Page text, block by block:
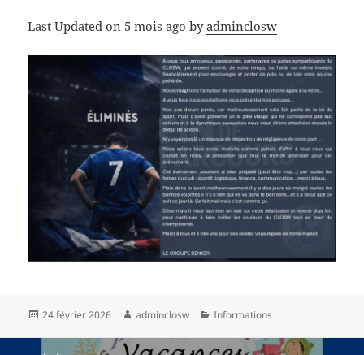
Last Updated on 5 mois ago byadminclosw
Publié
24 février 2026 Auteur
adminclosw Catégories
Informations